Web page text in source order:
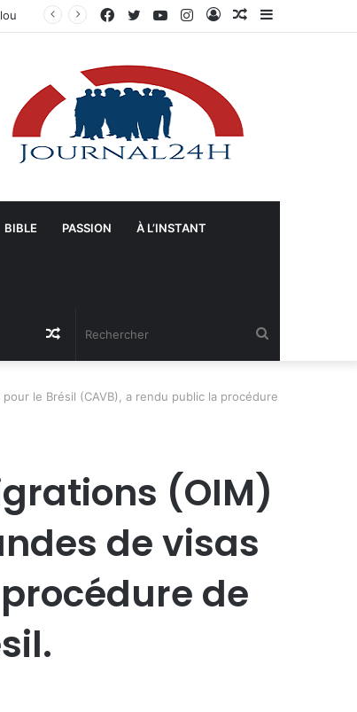
Sidebar
Article
Connexion
Instagram
YouTube
Twitter
Facebook
BIBLE PASSION À L’INSTANT
Article
Aléatoire
le Brésil (CAVB), a rendu public la procédure
(OIM)
de visas
de